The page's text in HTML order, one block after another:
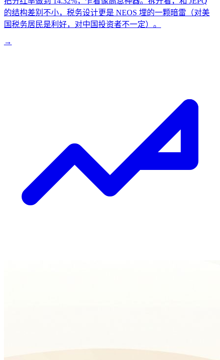
的结构差别不小，税务设计更是 NEOS 埋的一颗暗雷（对美
国税务居民是利好，对中国投资者不一定）。
→